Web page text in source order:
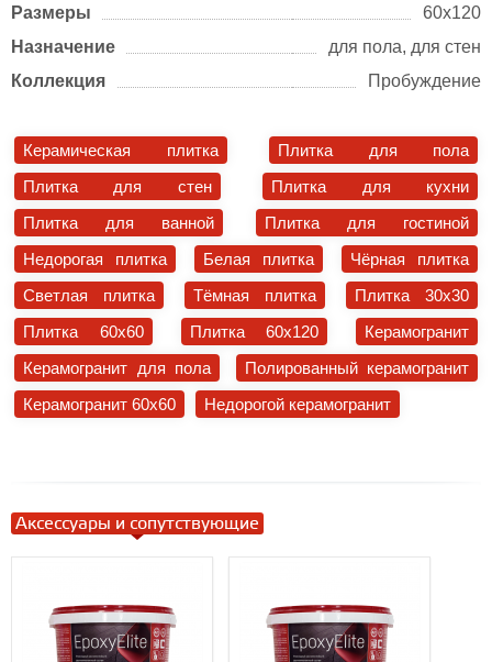
Размеры
60х120
Назначение
для пола, для стен
Коллекция
Пробуждение
Керамическая плитка
Плитка для пола
Плитка для стен
Плитка для кухни
Плитка для ванной
Плитка для гостиной
Недорогая плитка
Белая плитка
Чёрная плитка
Светлая плитка
Тёмная плитка
Плитка 30x30
Плитка 60x60
Плитка 60x120
Керамогранит
Керамогранит для пола
Полированный керамогранит
Керамогранит 60x60
Недорогой керамогранит
Аксессуары и сопутствующие